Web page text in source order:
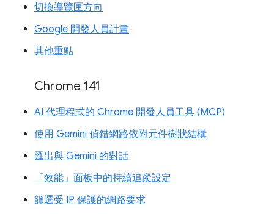
切換導覽匣方向
Google 開發人員計畫
其他重點
Chrome 141
AI 代理程式的 Chrome 開發人員工具 (MCP)
使用 Gemini 偵錯網路依附元件樹狀結構
匯出與 Gemini 的對話
「效能」面板中的持續追蹤設定
篩選受 IP 保護的網路要求